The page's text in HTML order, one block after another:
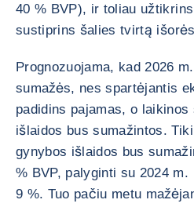
40 % BVP), ir toliau
sustiprins šalies tvirtą
Prognozuojama, kad 2026
sumažės, nes spartėjantis
padidins pajamas, o
išlaidos bus sumažintos.
gynybos išlaidos bus
% BVP, palyginti su 2024
9 %. Tuo pačiu metu